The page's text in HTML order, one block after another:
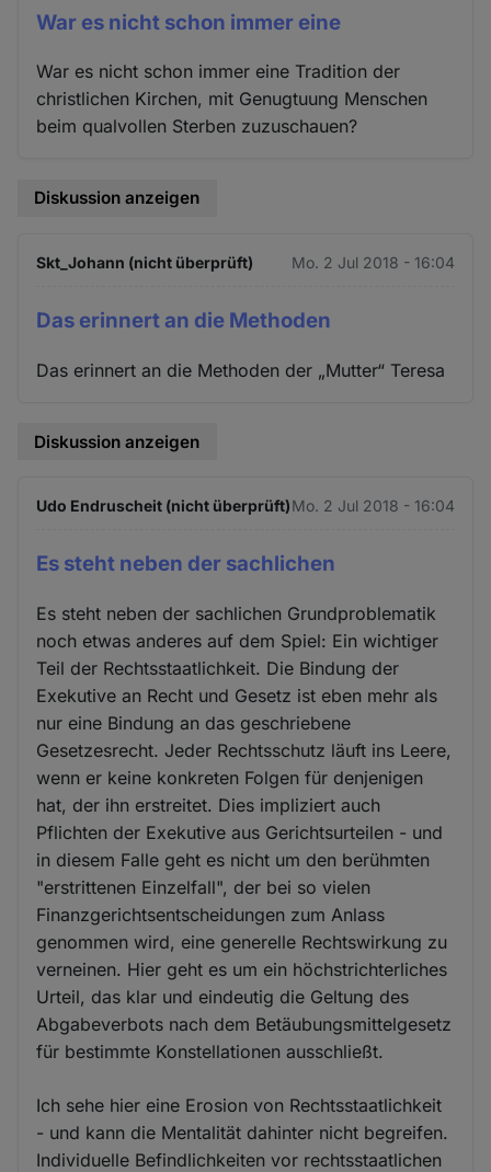
War es nicht schon immer eine
War es nicht schon immer eine Tradition der
christlichen Kirchen, mit Genugtuung Menschen
beim qualvollen Sterben zuzuschauen?
Diskussion anzeigen
Skt_Johann (nicht überprüft) Mo. 2 Jul 2018 - 16:04
Das erinnert an die Methoden
Das erinnert an die Methoden der „Mutter“ Teresa
Diskussion anzeigen
Udo Endruscheit (nicht überprüft)Mo. 2 Jul 2018 - 16:04
Es steht neben der sachlichen
Es steht neben der sachlichen Grundproblematik
noch etwas anderes auf dem Spiel: Ein wichtiger
Teil der Rechtsstaatlichkeit. Die Bindung der
Exekutive an Recht und Gesetz ist eben mehr als
nur eine Bindung an das geschriebene
Gesetzesrecht. Jeder Rechtsschutz läuft ins Leere,
wenn er keine konkreten Folgen für denjenigen
hat, der ihn erstreitet. Dies impliziert auch
Pflichten der Exekutive aus Gerichtsurteilen - und
in diesem Falle geht es nicht um den berühmten
"erstrittenen Einzelfall", der bei so vielen
Finanzgerichtsentscheidungen zum Anlass
genommen wird, eine generelle Rechtswirkung zu
verneinen. Hier geht es um ein höchstrichterliches
Urteil, das klar und eindeutig die Geltung des
Abgabeverbots nach dem Betäubungsmittelgesetz
für bestimmte Konstellationen ausschließt.
Ich sehe hier eine Erosion von Rechtsstaatlichkeit
- und kann die Mentalität dahinter nicht begreifen.
Individuelle Befindlichkeiten vor rechtsstaatlichen